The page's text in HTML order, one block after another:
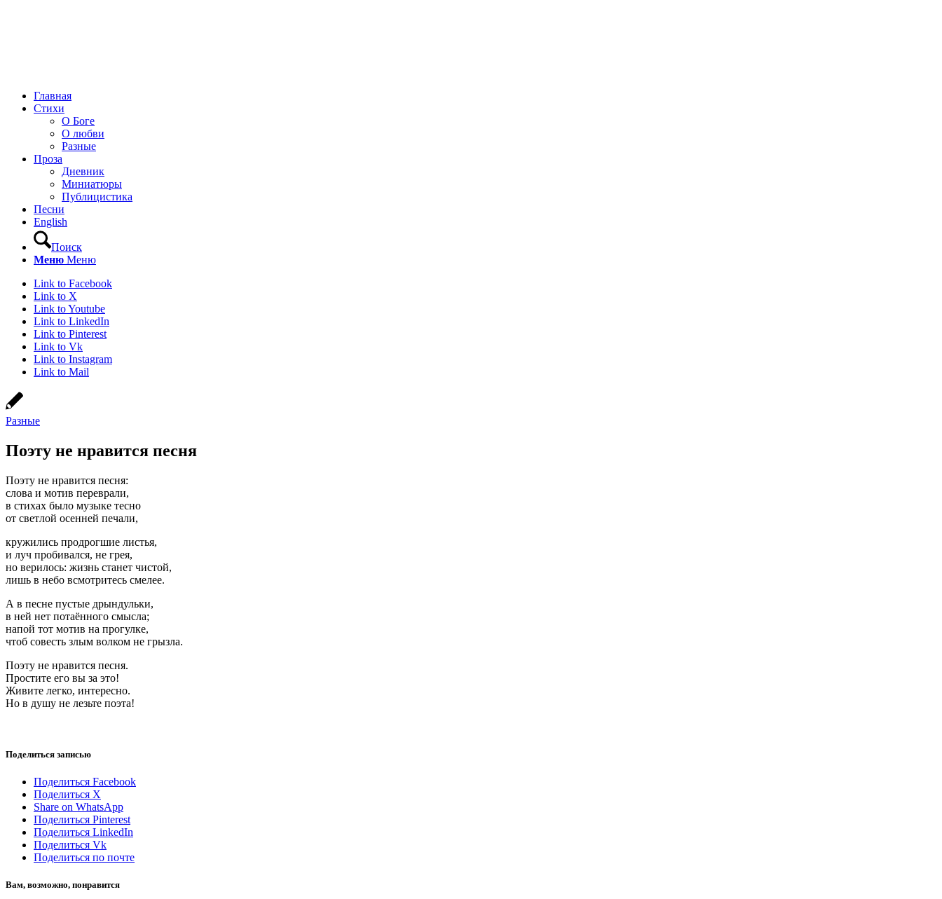
Главная
Стихи
О Боге
О любви
Разные
Проза
Дневник
Миниатюры
Публицистика
Песни
English
Поиск
Меню Меню
Link to Facebook
Link to X
Link to Youtube
Link to LinkedIn
Link to Pinterest
Link to Vk
Link to Instagram
Link to Mail
Разные
Поэту не нравится песня
Поэту не нравится песня:
слова и мотив переврали,
в стихах было музыке тесно
от светлой осенней печали,
кружились продрогшие листья,
и луч пробивался, не грея,
но верилось: жизнь станет чистой,
лишь в небо всмотритесь смелее.
А в песне пустые дрындульки,
в ней нет потаённого смысла;
напой тот мотив на прогулке,
чтоб совесть злым волком не грызла.
Поэту не нравится песня.
Простите его вы за это!
Живите легко, интересно.
Но в душу не лезьте поэта!
Поделиться записью
Поделиться Facebook
Поделиться X
Share on WhatsApp
Поделиться Pinterest
Поделиться LinkedIn
Поделиться Vk
Поделиться по почте
Вам, возможно, понравится